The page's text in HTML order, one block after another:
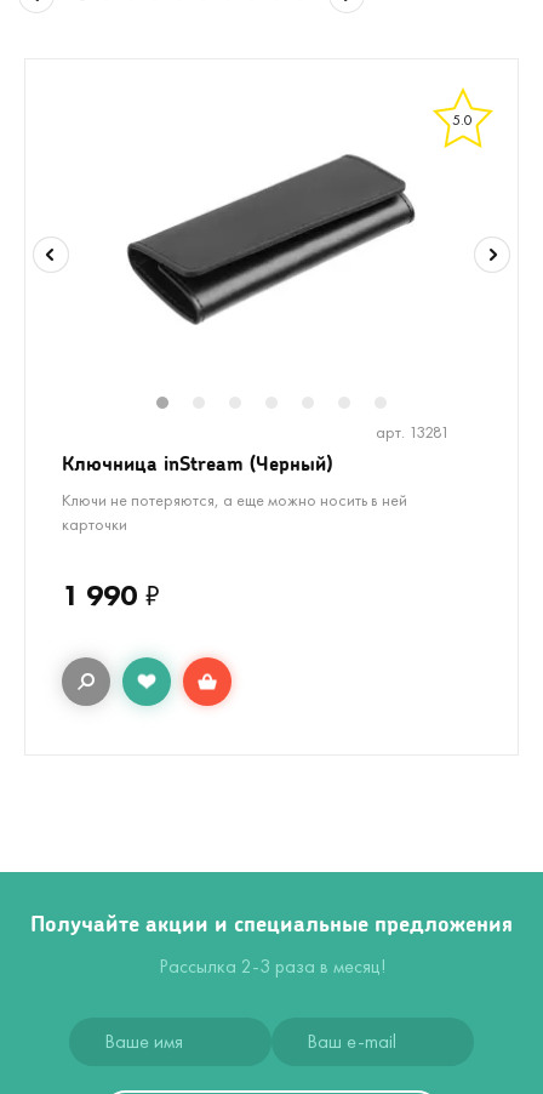
5.0
арт. 13281
Ключница inStream (Черный)
Ключи не потеряются, а еще можно носить в ней
карточки
1 990 ₽
Получайте акции и специальные предложения
Рассылка 2-3 раза в месяц!